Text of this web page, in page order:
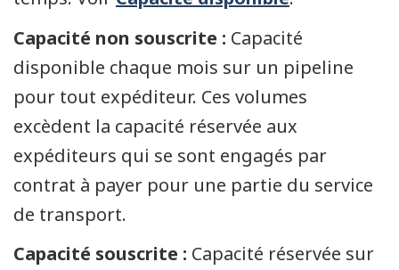
Capacité non souscrite : Capacité
disponible chaque mois sur un pipeline
pour tout expéditeur. Ces volumes
excèdent la capacité réservée aux
expéditeurs qui se sont engagés par
contrat à payer pour une partie du service
de transport.
Capacité souscrite : Capacité réservée sur